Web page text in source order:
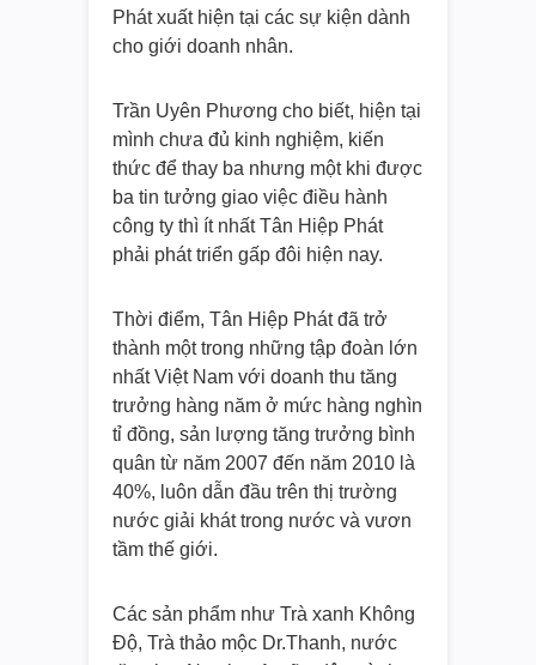
Phát xuất hiện tại các sự kiện dành
cho giới doanh nhân.
Trần Uyên Phương cho biết, hiện tại
mình chưa đủ kinh nghiệm, kiến
thức để thay ba nhưng một khi được
ba tin tưởng giao việc điều hành
công ty thì ít nhất Tân Hiệp Phát
phải phát triển gấp đôi hiện nay.
Thời điểm, Tân Hiệp Phát đã trở
thành một trong những tập đoàn lớn
nhất Việt Nam với doanh thu tăng
trưởng hàng năm ở mức hàng nghìn
tỉ đồng, sản lượng tăng trưởng bình
quân từ năm 2007 đến năm 2010 là
40%, luôn dẫn đầu trên thị trường
nước giải khát trong nước và vươn
tầm thế giới.
Các sản phẩm như Trà xanh Không
Độ, Trà thảo mộc Dr.Thanh, nước